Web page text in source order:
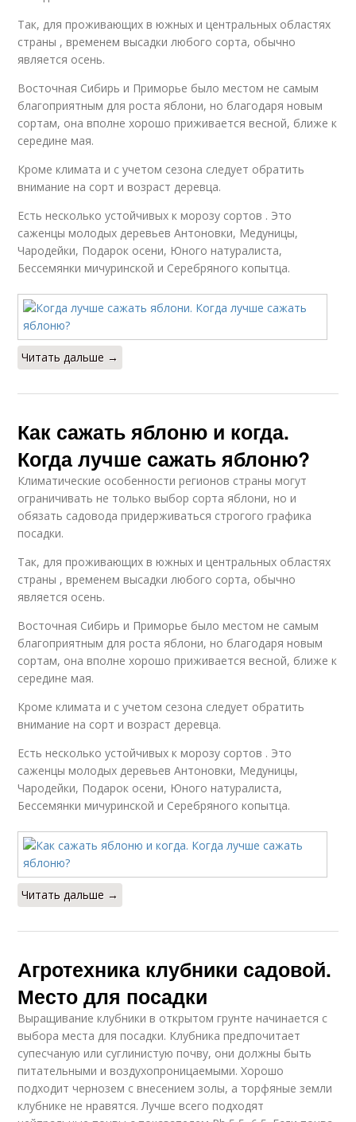
Так, для проживающих в южных и центральных областях
страны , временем высадки любого сорта, обычно
является осень.
Восточная Сибирь и Приморье было местом не самым
благоприятным для роста яблони, но благодаря новым
сортам, она вполне хорошо приживается весной, ближе к
середине мая.
Кроме климата и с учетом сезона следует обратить
внимание на сорт и возраст деревца.
Есть несколько устойчивых к морозу сортов . Это
саженцы молодых деревьев Антоновки, Медуницы,
Чародейки, Подарок осени, Юного натуралиста,
Бессемянки мичуринской и Серебряного копытца.
Читать дальше →
Как сажать яблоню и когда.
Когда лучше сажать яблоню?
Климатические особенности регионов страны могут
ограничивать не только выбор сорта яблони, но и
обязать садовода придерживаться строгого графика
посадки.
Так, для проживающих в южных и центральных областях
страны , временем высадки любого сорта, обычно
является осень.
Восточная Сибирь и Приморье было местом не самым
благоприятным для роста яблони, но благодаря новым
сортам, она вполне хорошо приживается весной, ближе к
середине мая.
Кроме климата и с учетом сезона следует обратить
внимание на сорт и возраст деревца.
Есть несколько устойчивых к морозу сортов . Это
саженцы молодых деревьев Антоновки, Медуницы,
Чародейки, Подарок осени, Юного натуралиста,
Бессемянки мичуринской и Серебряного копытца.
Читать дальше →
Агротехника клубники садовой.
Место для посадки
Выращивание клубники в открытом грунте начинается с
выбора места для посадки. Клубника предпочитает
супесчаную или суглинистую почву, они должны быть
питательными и воздухопроницаемыми. Хорошо
подходит чернозем с внесением золы, а торфяные земли
клубнике не нравятся. Лучше всего подходят